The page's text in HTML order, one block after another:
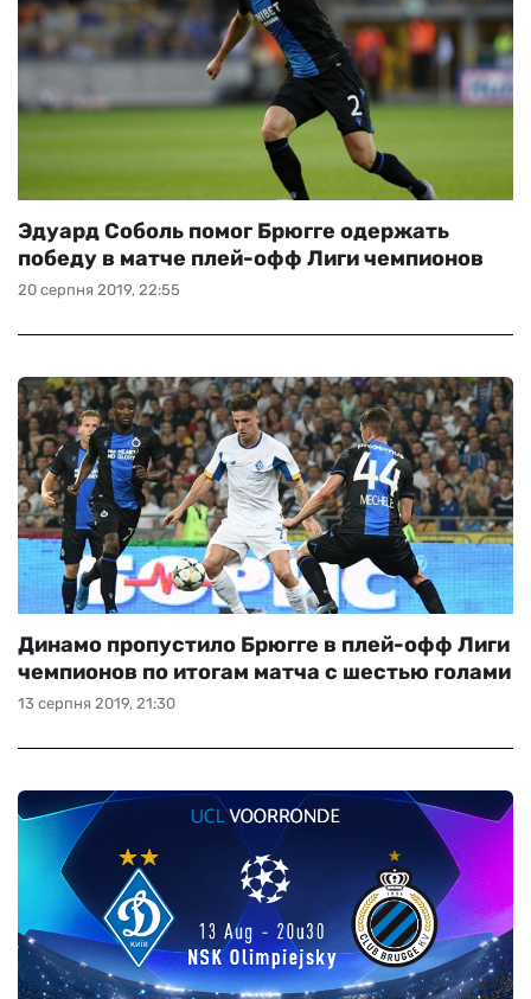
20 серпня 2019, 22:55
Эдуард Соболь помог Брюгге одержать
победу в матче плей-офф Лиги чемпионов
13 серпня 2019, 21:30
Динамо пропустило Брюгге в плей-офф Лиги
чемпионов по итогам матча с шестью голами